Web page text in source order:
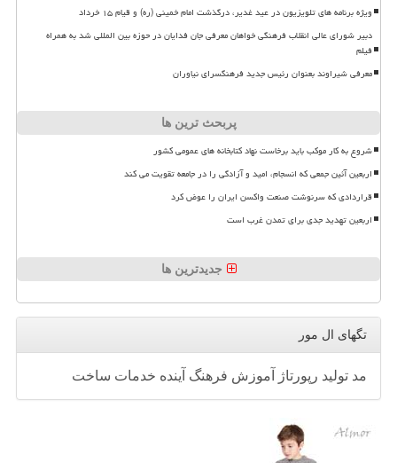
ویژه برنامه های تلویزیون در عید غدیر، درگذشت امام خمینی (ره) و قیام ۱۵ خرداد
دبیر شورای عالی انقلاب فرهنگی خواهان معرفی جان فدایان در حوزه بین المللی شد به همراه
فیلم
معرفی شیراوند بعنوان رئیس جدید فرهنگسرای نیاوران
پربحث ترین ها
شروع به کار موکب باید برخاست نهاد کتابخانه های عمومی کشور
اربعین آئین جمعی که انسجام، امید و آزادگی را در جامعه تقویت می کند
قراردادی که سرنوشت صنعت واکسن ایران را عوض کرد
اربعین تهدید جدی برای تمدن غرب است
جدیدترین ها
تگهای ال مور
مد تولید رپورتاژ آموزش فرهنگ آینده خدمات ساخت